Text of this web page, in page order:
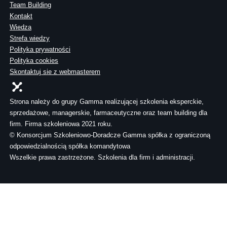
Team Building
Kontakt
Wiedza
Strefa wiedzy
Polityka prywatności
Polityka cookies
Skontaktuj sie z webmasterem
Strona należy do grupy Gamma realizującej szkolenia eksperckie,
sprzedażowe, managerskie, farmaceutyczne oraz team building dla
firm. Firma szkoleniowa 2021 roku.
© Konsorcjum Szkoleniowo-Doradcze Gamma spółka z ograniczoną
odpowiedzialnością spółka komandytowa
Wszelkie prawa zastrzeżone. Szkolenia dla firm i administracji.